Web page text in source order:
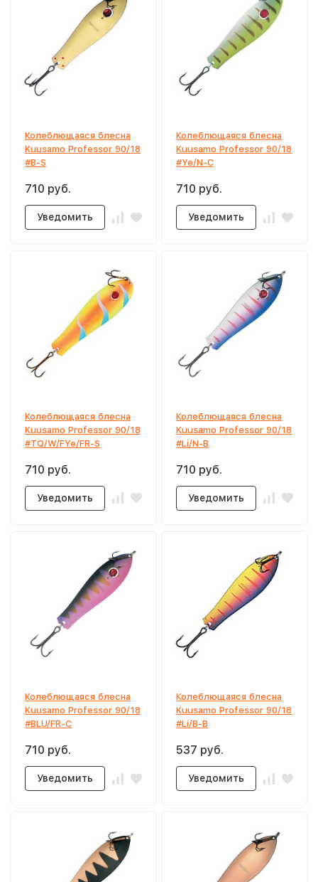
Колеблющаяся блесна
Kuusamo Professor 90/18
#B-S
710 руб.
Уведомить
Колеблющаяся блесна
Kuusamo Professor 90/18
#Ye/N-C
710 руб.
Уведомить
Колеблющаяся блесна
Kuusamo Professor 90/18
#TQ/W/FYe/FR-S
710 руб.
Уведомить
Колеблющаяся блесна
Kuusamo Professor 90/18
#Li/N-B
710 руб.
Уведомить
Колеблющаяся блесна
Kuusamo Professor 90/18
#BLU/FR-C
710 руб.
Уведомить
Колеблющаяся блесна
Kuusamo Professor 90/18
#Li/B-B
537 руб.
Уведомить